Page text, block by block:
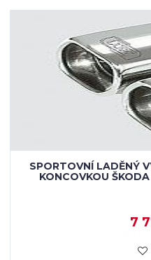
SPORTOVNÍ LADĚNÝ
KONCOVKOU
7